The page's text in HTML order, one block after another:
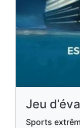
Jeu
Sports